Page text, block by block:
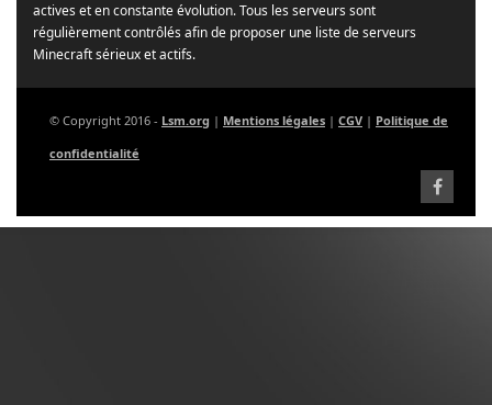
actives et en constante évolution. Tous les serveurs sont
régulièrement contrôlés afin de proposer une liste de serveurs
Minecraft sérieux et actifs.
© Copyright 2016 - Lsm.org | Mentions légales | CGV | Politique de
confidentialité